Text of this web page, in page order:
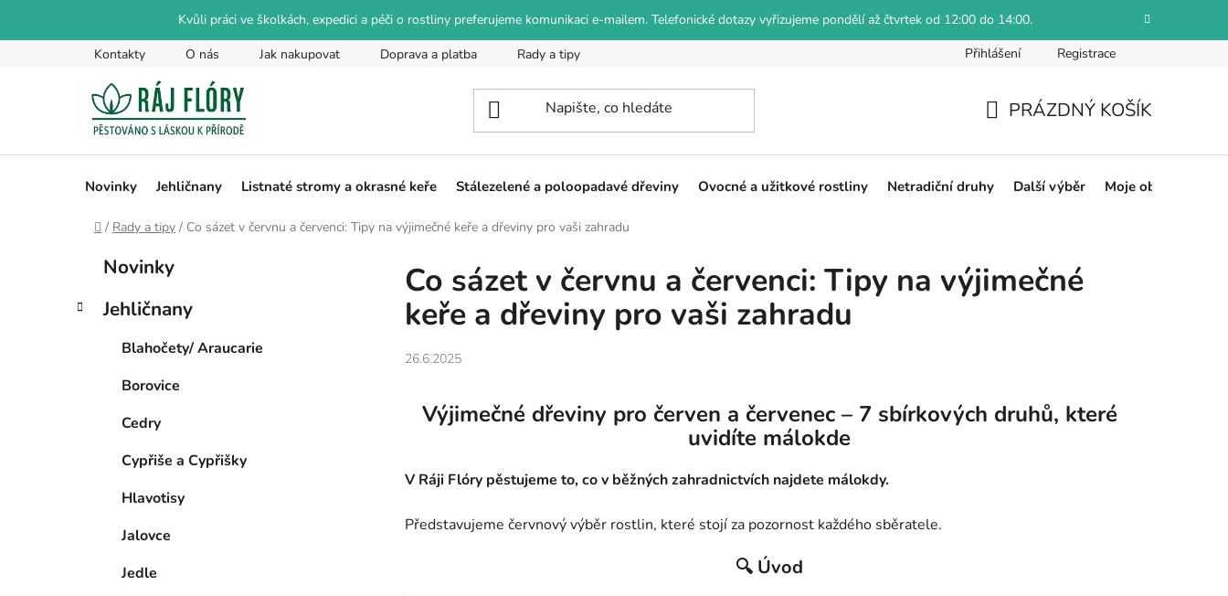
Kvůli práci ve školkách, expedici a péči o rostliny preferujeme komunikaci e-mailem. Telefonické dotazy vyřizujeme pondělí až čtvrtek od 12:00 do 14:00.
Kontakty
O nás Jak nakupovat Doprava a platba Rady a tipy Obchodní podmínky
Přihlášení Registrace
KOŠÍK
PRÁZDNÝ KOŠÍK
Novinky Jehličnany Listnaté stromy a okrasné keře Stálezelené a poloopadavé dřeviny Ovocné a užitkové rostliny Netradiční druhy Další výběr Moje objednávka
Domů
/ Rady a tipy / Co sázet v červnu a červenci: Tipy na výjimečné keře a dřeviny pro vaši zahradu
s
Přeskočit
kategorie
e
Novinky
Jehličnany
Blahočety/ Araucarie
Borovice
Cedry
Cypřiše a Cypřišky
Hlavotisy
Jalovce
Jedle
Co sázet v červnu a červenci: Tipy na výjimečné
keře a dřeviny pro vaši zahradu
26.6.2025
Výjimečné dřeviny pro červen a červenec – 7 sbírkových druhů, které
uvidíte málokde
V Ráji Flóry pěstujeme to, co v běžných zahradnictvích najdete málokdy.
Představujeme červnový výběr rostlin, které stojí za pozornost každého sběratele.
🔍 Úvod